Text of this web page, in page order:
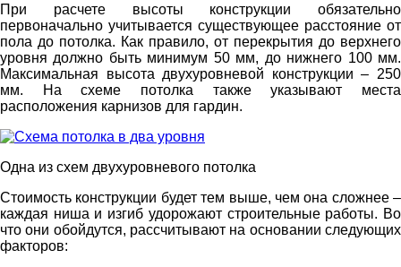
При расчете высоты конструкции обязательно
первоначально учитывается существующее расстояние от
пола до потолка. Как правило, от перекрытия до верхнего
уровня должно быть минимум 50 мм, до нижнего 100 мм.
Максимальная высота двухуровневой конструкции – 250
мм. На схеме потолка также указывают места
расположения карнизов для гардин.
Одна из схем двухуровневого потолка
Стоимость конструкции будет тем выше, чем она сложнее –
каждая ниша и изгиб удорожают строительные работы. Во
что они обойдутся, рассчитывают на основании следующих
факторов: